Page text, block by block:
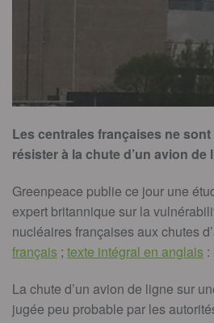
Les centrales françaises ne
résister à la chute d’un avion de
Greenpeace publie ce jour une
expert britannique sur la
nucléaires françaises aux chutes
français ; texte intégral en anglais :
La chute d’un avion de ligne sur
jugée peu probable par les